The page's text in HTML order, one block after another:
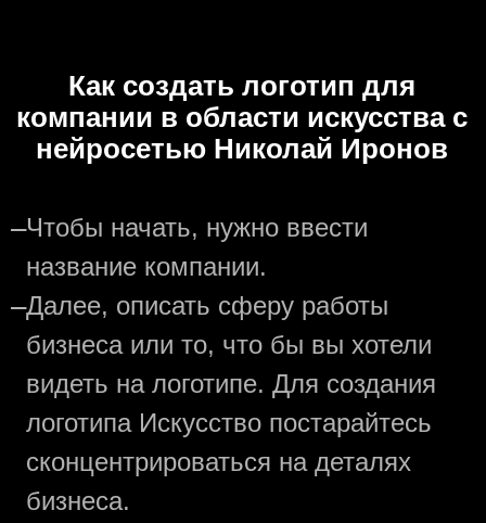
Как создать логотип для
компании в области искусства с
нейросетью Николай Иронов
—Чтобы начать, нужно ввести
название компании.
—Далее, описать сферу работы
бизнеса или то, что бы вы хотели
видеть на логотипе. Для создания
логотипа Искусство постарайтесь
сконцентрироваться на деталях
бизнеса.